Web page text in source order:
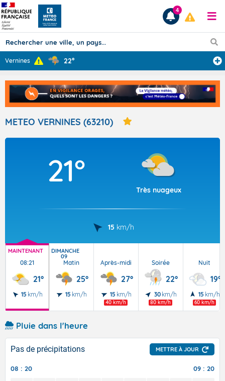
Prévisions
TOUS LES RÉSULTATS
Articles
4
Vernines 22°
METEO VERNINES (63210)
21°
Très nuageux
15 km/h
MAINTENANT
08:21
21°
15 km/h
DIMANCHE
09
Matin
25°
15 km/h
Après-midi
27°
15 km/h
40 km/h
Soirée
22°
30 km/h
80 km/h
Nuit
19°
15 km/h
60 km/h
Pluie dans l'heure
Pas de précipitations METTRE À JOUR
08 : 20 09 : 20